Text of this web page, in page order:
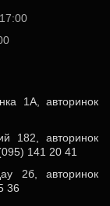
1А, авторинок
182, авторинок
141 20 41
2б, авторинок
36